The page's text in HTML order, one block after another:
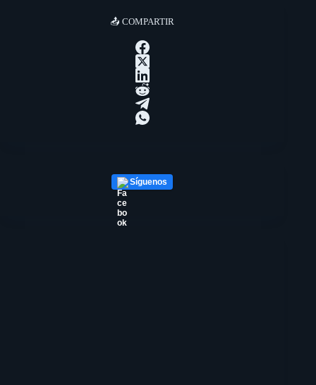
📤 COMPARTIR
Síguenos